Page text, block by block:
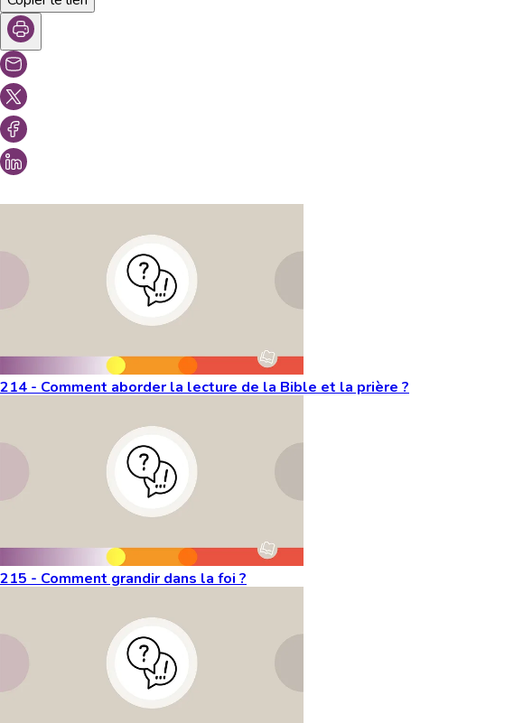
214 - Comment aborder la lecture de la Bible et la prière ?
215 - Comment grandir dans la foi ?